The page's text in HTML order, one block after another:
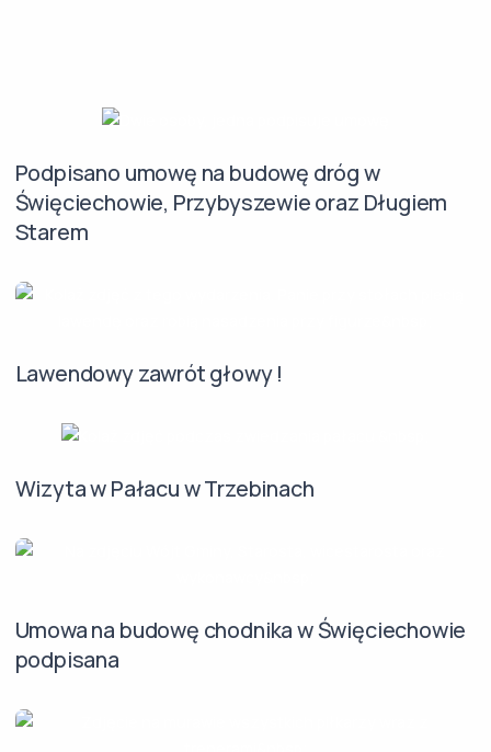
Podpisano umowę na budowę dróg w
Święciechowie, Przybyszewie oraz Długiem
Starem
Lawendowy zawrót głowy !
Wizyta w Pałacu w Trzebinach
Umowa na budowę chodnika w Święciechowie
podpisana